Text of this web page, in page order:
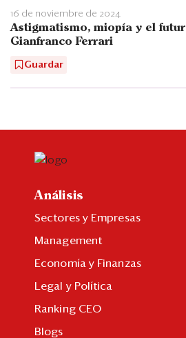
16 de noviembre de 2024
Astigmatismo, miopía y el
Gianfranco Ferrari
Guardar
Análisis
Sectores y Empresas
Management
Economía y Finanzas
Legal y Política
Ranking CEO
Blogs